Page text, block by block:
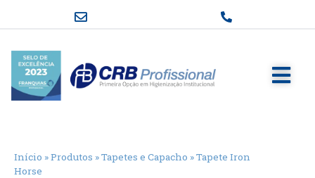
Início »Produtos »Tapetes e Capacho »Tapete Iron
Horse